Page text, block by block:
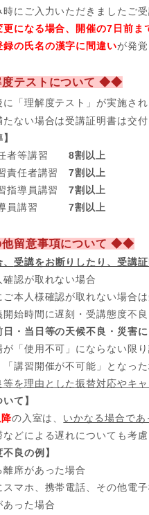
時にご入力いただきましたご
更になる場合、開催の7日前ま
録の氏名の漢字に間違いが発
テストについて ◆◆
「理解度テスト」が実施され
ない場合は受講証明書は交
者等講習8割以上
責任者講習7割以上
指導員講習7割以上
導員講習
7割以上
留意事項について ◆◆
受講をお断りしたり、受講
確認が取れない場合
ご本人様確認が取れない場合
開始時間に遅刻・受講態度不
日・当日等の天候不良・災害
が「使用不可」にならない限
講習開催が不可能」となっ
等を理由とした振替対応やキ
て】
の入室は、 いかなる場合であ
などによる遅れについても考
不良の例】
離席があった場合
スマホ、携帯電話、その他電
あった場合